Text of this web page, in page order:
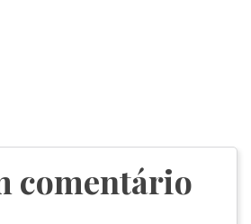
comentário